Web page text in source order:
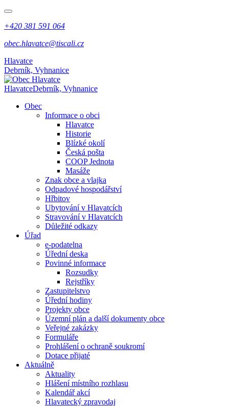
+420 381 591 064
obec.hlavatce@tiscali.cz
Hlavatce
Debrník, Vyhnanice
HlavatceDebrník, Vyhnanice
Obec
Informace o obci
Hlavatce
Historie
Blízké okolí
Česká pošta
COOP Jednota
Masáže
Znak obce a vlajka
Odpadové hospodářství
Hřbitov
Ubytování v Hlavatcích
Stravování v Hlavatcích
Důležité odkazy
Úřad
e-podatelna
Úřední deska
Povinné informace
Rozsudky
Rejstříky
Zastupitelstvo
Úřední hodiny
Projekty obce
Územní plán a další dokumenty obce
Veřejné zakázky
Formuláře
Prohlášení o ochraně soukromí
Dotace přijaté
Aktuálně
Aktuality
Hlášení místního rozhlasu
Kalendář akcí
Hlavatecký zpravodaj